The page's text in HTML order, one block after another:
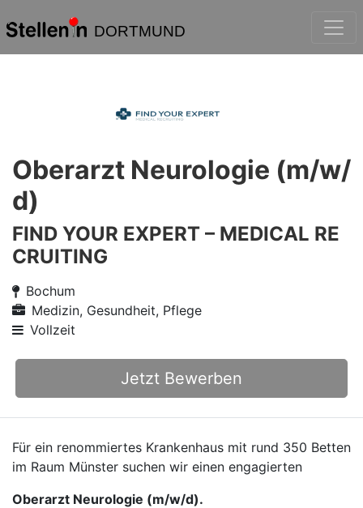
DORTMUND
Oberarzt Neurologie (m/w/
d)
FIND YOUR EXPERT – MEDICAL RE
CRUITING
Bochum
Medizin, Gesundheit, Pflege
Vollzeit
Jetzt Bewerben
Für ein renommiertes Krankenhaus mit rund 350 Betten
im Raum Münster suchen wir einen engagierten
Oberarzt Neurologie (m/w/d).